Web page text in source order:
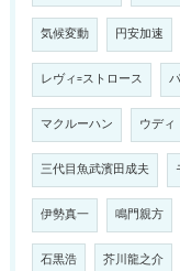
気候変動 円安加速
レヴィ=ストロース
マクルーハン ウディ
三代目魚武濱田成夫
伊勢真一 鳴門親方
石黒浩 芥川龍之介